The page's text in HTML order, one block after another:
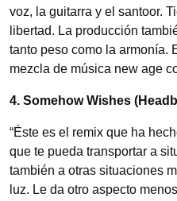
voz, la guitarra y el santoor.
libertad. La producción
tanto peso como la armonía.
mezcla de música new age
4. Somehow Wishes
“Éste es el remix que ha
que te pueda transportar a
también a otras situaciones
luz. Le da otro aspecto